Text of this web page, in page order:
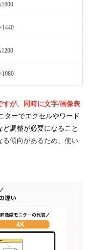
すが、同時に文字/画像表
ターでエクセルやワード
調整が必要になること
る傾向があるため、使い